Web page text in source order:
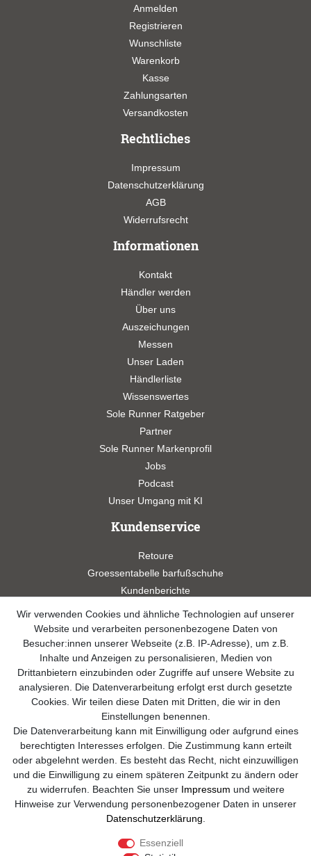
Anmelden
Registrieren
Wunschliste
Warenkorb
Kasse
Zahlungsarten
Versandkosten
Rechtliches
Impressum
Datenschutzerklärung
AGB
Widerrufsrecht
Informationen
Kontakt
Händler werden
Über uns
Auszeichungen
Messen
Unser Laden
Händlerliste
Wissenswertes
Sole Runner Ratgeber
Partner
Sole Runner Markenprofil
Jobs
Podcast
Unser Umgang mit KI
Kundenservice
Retoure
Groessentabelle barfußschuhe
Kundenberichte
Videos
Widerrufsformular
Kontakt
info@sole-runner.com
+49 (0)8807-244 98 89
Telefon Support Mo. - Fr. 08:00 - 18:00
Anrufe aus dem dt. Festnetz zum Ortstarif, Preise aus dem Mobilfunknetz
ggf. abweichend (abhängig vom Provider).
Wir verwenden Cookies und ähnliche Technologien auf unserer
Website und verarbeiten personenbezogene Daten von
Besucher:innen unserer Webseite (z.B. IP-Adresse), um z.B.
Inhalte und Anzeigen zu personalisieren, Medien von
Drittanbietern einzubinden oder Zugriffe auf unsere Website zu
analysieren. Die Datenverarbeitung erfolgt erst durch gesetzte
Cookies. Wir teilen diese Daten mit Dritten, die wir in den
Einstellungen benennen.
Die Datenverarbeitung kann mit Einwilligung oder aufgrund eines
berechtigten Interesses erfolgen. Die Zustimmung kann erteilt
oder abgelehnt werden. Es besteht das Recht, nicht einzuwilligen
und die Einwilligung zu einem späteren Zeitpunkt zu ändern oder
zu widerrufen. Beachten Sie unser Impressum und weitere
Hinweise zur Verwendung personenbezogener Daten in unserer
Daten­schutz­erklärung.
Essenziell